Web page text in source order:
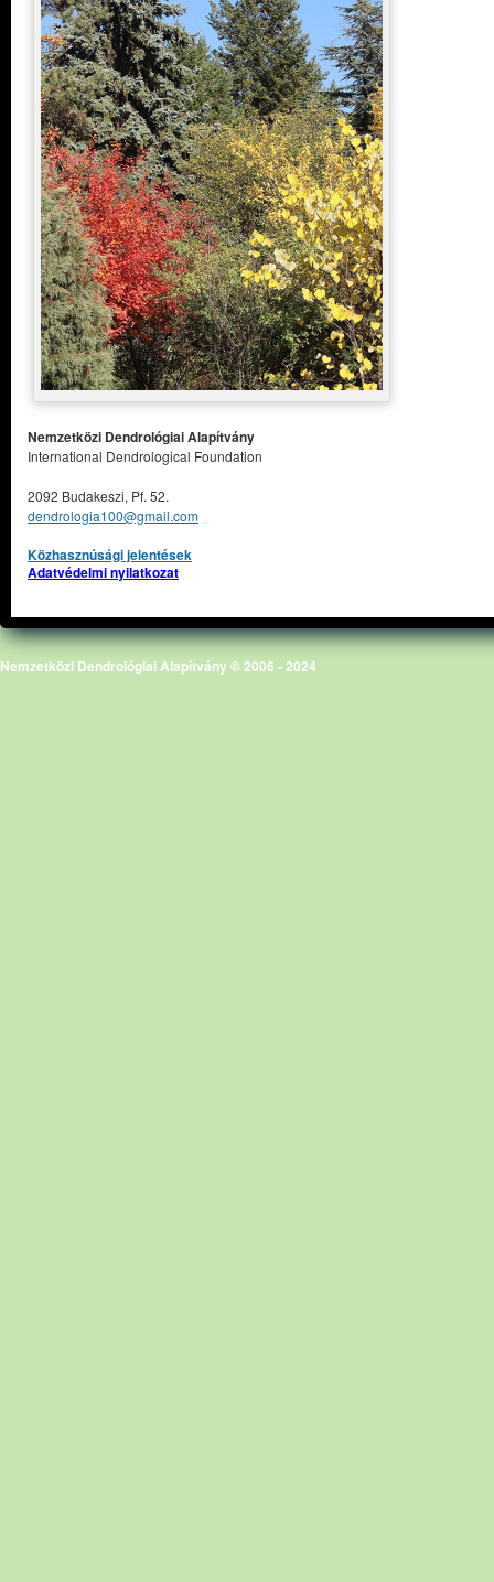
Nemzetközi Dendrológiai Alapítvány
International Dendrological Foundation
2092 Budakeszi, Pf. 52.
dendrologia100@gmail.com
Közhasznúsági jelentések
Adatvédelmi nyilatkozat
Nemzetközi Dendrológiai Alapítvány © 2006 - 2024